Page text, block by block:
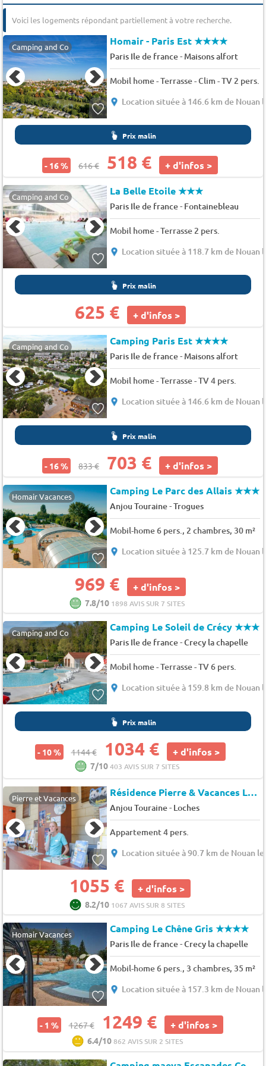
Voici les logements répondant partiellement à votre recherche.
Camping and Co Homair - Paris Est★★★★
Paris Ile de france- Maisons alfort
Mobil home - Terrasse - Clim - TV 2 pers.
Location située à 146.6 km de Nouan
Prix malin
- 16 % 616 € 518 € + d'infos >
Camping and Co La Belle Etoile★★★
Paris Ile de france- Fontainebleau
Mobil home - Terrasse 2 pers.
Location située à 118.7 km de Nouan
Prix malin
625 € + d'infos >
Camping and Co Camping Paris Est★★★★
Paris Ile de france- Maisons alfort
Mobil home - Terrasse - TV 4 pers.
Location située à 146.6 km de Nouan
Prix malin
- 16 % 833 € 703 € + d'infos >
Homair Vacances Camping Le Parc des Allais★★★
Anjou Touraine-Trogues
Mobil-home 6 pers., 2 chambres, 30 m²
Location située à 125.7 km de Nouan
969 € + d'infos >
7.8/10 1898 AVIS SUR 7 SITES
Camping and Co Camping Le Soleil de Crécy★★★
Paris Ile de france-Crecy la chapelle
Mobil home - Terrasse - TV 6 pers.
Location située à 159.8 km de Nouan
Prix malin
- 10 % 1144 € 1034 € + d'infos >
7/10403 AVIS SUR 7 SITES
Pierre et Vacances Résidence Pierre & Vacances Le Moulin des Cordeliers*
Anjou Touraine- Loches
Appartement 4 pers.
Location située à 90.7 km de Nouan
1055 € + d'infos >
8.2/10 1067 AVIS SUR 8 SITES
Homair Vacances Camping Le Chêne Gris★★★★
Paris Ile de france-Crecy la chapelle
Mobil-home 6 pers., 3 chambres, 35 m²
Location située à 157.3 km de Nouan
- 1 % 1267 € 1249 € + d'infos >
6.4/10862 AVIS SUR 2 SITES